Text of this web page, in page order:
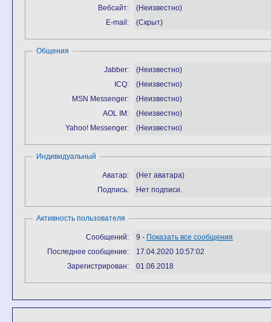
Вебсайт:
(Неизвестно)
E-mail:
(Скрыт)
Общения
Jabber:
(Неизвестно)
ICQ:
(Неизвестно)
MSN Messenger:
(Неизвестно)
AOL IM:
(Неизвестно)
Yahoo! Messenger:
(Неизвестно)
Индивидуальный
Аватар:
(Нет аватара)
Подпись:
Нет подписи.
Активность пользователя
Сообщений: 9 - Показать все сообщения
Последнее сообщение:
17.04.2020 10:57:02
Зарегистрирован:
01.06.2018